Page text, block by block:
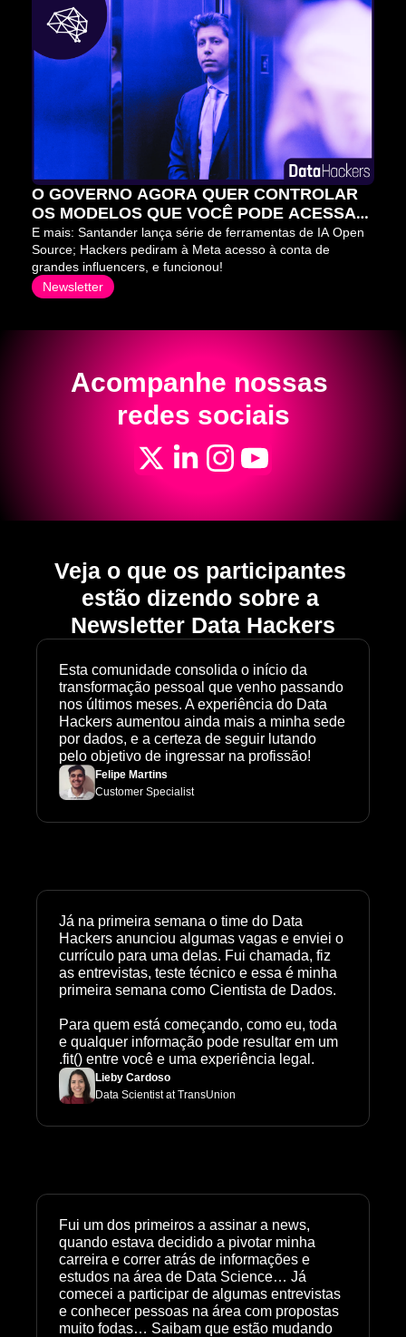
O GOVERNO AGORA QUER CONTROLAR
OS MODELOS QUE VOCÊ PODE ACESSAR
⛔
E mais: Santander lança série de ferramentas de IA Open
Source; Hackers pediram à Meta acesso à conta de
grandes influencers, e funcionou!
Newsletter
Acompanhe nossas
redes sociais
Veja o que os participantes
estão dizendo sobre a
Newsletter Data Hackers
Esta comunidade consolida o início da
transformação pessoal que venho passando
nos últimos meses. A experiência do Data
Hackers aumentou ainda mais a minha sede
por dados, e a certeza de seguir lutando
pelo objetivo de ingressar na profissão!
Felipe Martins
Customer Specialist
Já na primeira semana o time do Data
Hackers anunciou algumas vagas e enviei o
currículo para uma delas. Fui chamada, fiz
as entrevistas, teste técnico e essa é minha
primeira semana como Cientista de Dados.
Para quem está começando, como eu, toda
e qualquer informação pode resultar em um
.fit() entre você e uma experiência legal.
Lieby Cardoso
Data Scientist at TransUnion
Fui um dos primeiros a assinar a news,
quando estava decidido a pivotar minha
carreira e correr atrás de informações e
estudos na área de Data Science… Já
comecei a participar de algumas entrevistas
e conhecer pessoas na área com propostas
muito fodas… Saibam que estão mudando